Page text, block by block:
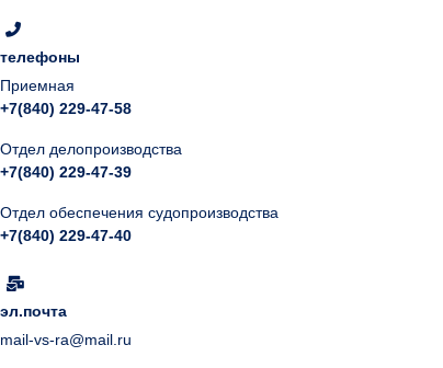
телефоны
Приемная
+7(840) 229-47-58
Отдел делопроизводства
+7(840) 229-47-39
Отдел обеспечения судопроизводства
+7(840) 229-47-40
эл.почта
mail-vs-ra@mail.ru